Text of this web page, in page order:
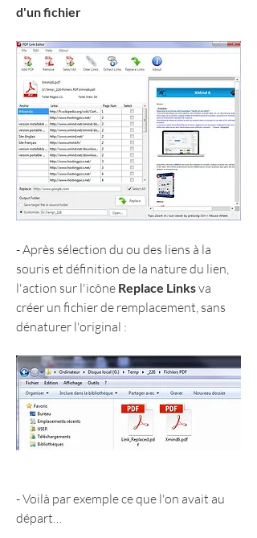
d'un fichier
- Après sélection du ou des liens à la
souris et définition de la nature du lien,
l'action sur l'icône Replace Links va
créer un fichier de remplacement, sans
dénaturer l'original :
- Voilà par exemple ce que l'on avait au
départ…